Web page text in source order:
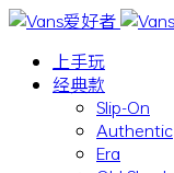
上手玩
经典款
Slip-On
Authentic
Era